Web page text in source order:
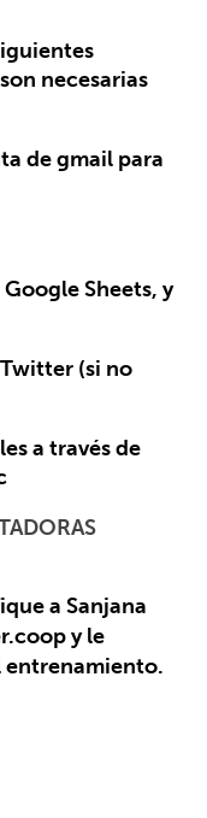
necesarias
de gmail para
Sheets, y
(si no
a través de
a Sanjana
y le
entrenamiento.